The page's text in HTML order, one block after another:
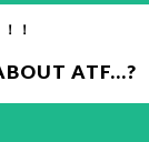
！
ATF...?